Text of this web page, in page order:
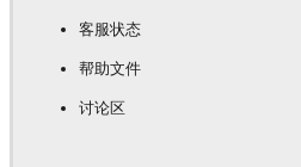
客服状态
帮助文件
讨论区